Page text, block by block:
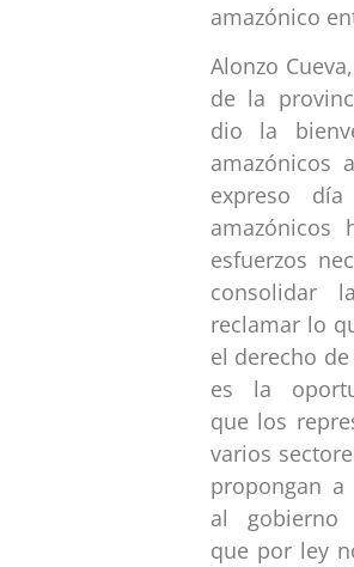
amazónico
Alonzo
de la
dio la
amazónicos
expreso
amazónicos
esfuerzos
consolidar
reclamar lo
el derecho
es la
que los
varios
propongan
al gobierno
que por ley